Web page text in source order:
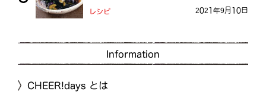
レシピ 2021年9月10日
Information
CHEER!days とは